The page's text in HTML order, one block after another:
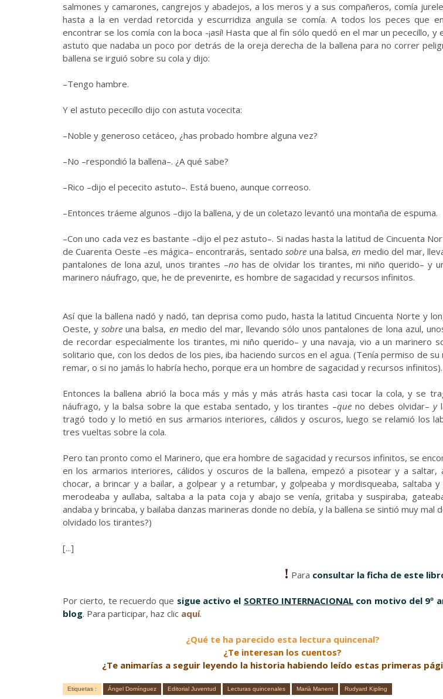
salmones y camarones, cangrejos y abadejos, a los meros y a sus compañeros, comía
hasta a la en verdad retorcida y escurridiza anguila se comía. A todos los peces que
encontrar se los comía con la boca -¡así! Hasta que al fin sólo quedó en el mar un pececillo, y
astuto que nadaba un poco por detrás de la oreja derecha de la ballena para no correr
ballena se irguió sobre su cola y dijo:
–Tengo hambre.
Y el astuto pececillo dijo con astuta vocecita:
–Noble y generoso cetáceo, ¿has probado hombre alguna vez?
–No –respondió la ballena–. ¿A qué sabe?
–Rico –dijo el pececito astuto–. Está bueno, aunque correoso.
–Entonces tráeme algunos –dijo la ballena, y de un coletazo levantó una montaña de espuma.
–Con uno cada vez es bastante –dijo el pez astuto–. Si nadas hasta la latitud de Cincuenta
de Cuarenta Oeste –es mágica– encontrarás, sentadosobre una balsa,en medio del mar,
pantalones de lona azul, unos tirantes –nohas de olvidar los tirantes, mi niño querido– y
marinero náufrago, que, he de prevenirte, es hombre de sagacidad y recursos infinitos.
Así que la ballena nadó y nadó, tan deprisa como pudo, hasta la latitud Cincuenta Norte y
Oeste, ysobre una balsa, en medio del mar, llevando sólo unos pantalones de lona azul,
de recordar especialmente los tirantes, mi niño querido– y una navaja, vio a un marinero
solitario que, con los dedos de los pies, iba haciendo surcos en el agua. (Tenía permiso de su
remar, o si no jamás lo habría hecho, porque era un hombre de sagacidad y recursos infinitos).
Entonces la ballena abrió la boca más y más y más atrás hasta casi tocar la cola, y se
náufrago, y la balsa sobre la que estaba sentado, y los tirantes –que no debes olvidar–y
tragó todo y lo metió en sus armarios interiores, cálidos y oscuros, luego se relamió los
tres vueltas sobre la cola.
Pero tan pronto como el Marinero, que era hombre de sagacidad y recursos infinitos, se
en los armarios interiores, cálidos y oscuros de la ballena, empezó a pisotear y a saltar,
chocar, a brincar y a bailar, a golpear y a retumbar, y golpeaba y mordisqueaba, saltaba
merodeaba y aullaba, saltaba a la pata coja y abajo se venía, gritaba y suspiraba,
andaba y brincaba, y bailaba danzas marineras donde no debía, y la ballena se sintió muy mal
olvidado los tirantes?)
[...]
! Para consultar la ficha de este
Por cierto, te recuerdo que sigue activo el SORTEO INTERNACIONAL con motivo del 9º
blog. Para participar, haz clic aquí.
¿Qué te ha parecido esta lectura quincenal?
¿Te interesan los cuentos?
¿Te animarías a seguir leyendo la historia habiendo leído estas primeras
Etiquetas : Ángel Domínguez Editorial Juventud Lecturas quincenales Marià Manent Rudyard Kipling